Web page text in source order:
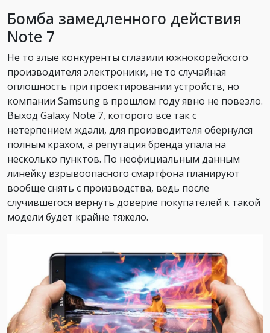
Бомба замедленного действия
Note 7
Не то злые конкуренты сглазили южнокорейского
производителя электроники, не то случайная
оплошность при проектировании устройств, но
компании Samsung в прошлом году явно не повезло.
Выход Galaxy Note 7, которого все так с
нетерпением ждали, для производителя обернулся
полным крахом, а репутация бренда упала на
несколько пунктов. По неофициальным данным
линейку взрывоопасного смартфона планируют
вообще снять с производства, ведь после
случившегося вернуть доверие покупателей к такой
модели будет крайне тяжело.